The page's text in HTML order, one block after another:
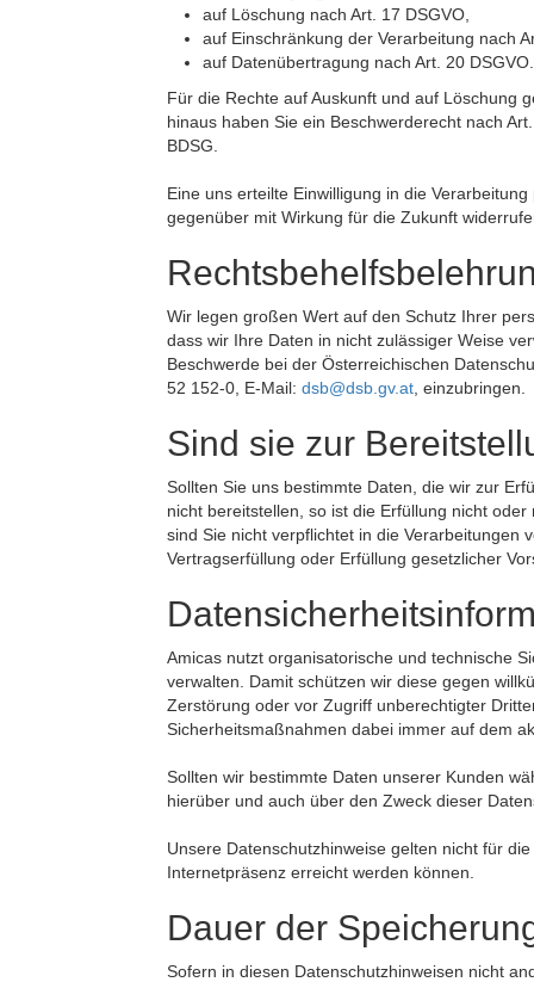
auf Löschung nach Art. 17 DSGVO,
auf Einschränkung der Verarbeitung nach
auf Datenübertragung nach Art. 20 DSGVO.
Für die Rechte auf Auskunft und auf Löschung
hinaus haben Sie ein Beschwerderecht nach
BDSG.
Eine uns erteilte Einwilligung in die
gegenüber mit Wirkung für die Zukunft
Wir legen großen Wert auf den Schutz Ihrer
dass wir Ihre Daten in nicht zulässiger Weise
Beschwerde bei der Österreichischen
52 152-0, E-Mail: dsb@dsb.gv.at , einzubringen.
Sind sie zur
Sollten Sie uns bestimmte Daten, die wir zur
nicht bereitstellen, so ist die Erfüllung nicht
sind Sie nicht verpflichtet in die Verarbeitungen
Vertragserfüllung oder Erfüllung gesetzlicher
Amicas nutzt organisatorische und technische
verwalten. Damit schützen wir diese gegen
Zerstörung oder vor Zugriff unberechtigter
Sicherheitsmaßnahmen dabei immer auf dem
Sollten wir bestimmte Daten unserer Kunden
hierüber und auch über den Zweck dieser
Unsere Datenschutzhinweise gelten nicht für
Internetpräsenz erreicht werden können.
Dauer der
Sofern in diesen Datenschutzhinweisen nicht